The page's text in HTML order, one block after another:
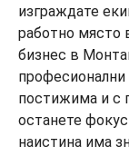
изграждате
работно място
бизнес в
постижима и с
останете
наистина има